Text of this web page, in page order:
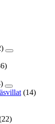
(14)